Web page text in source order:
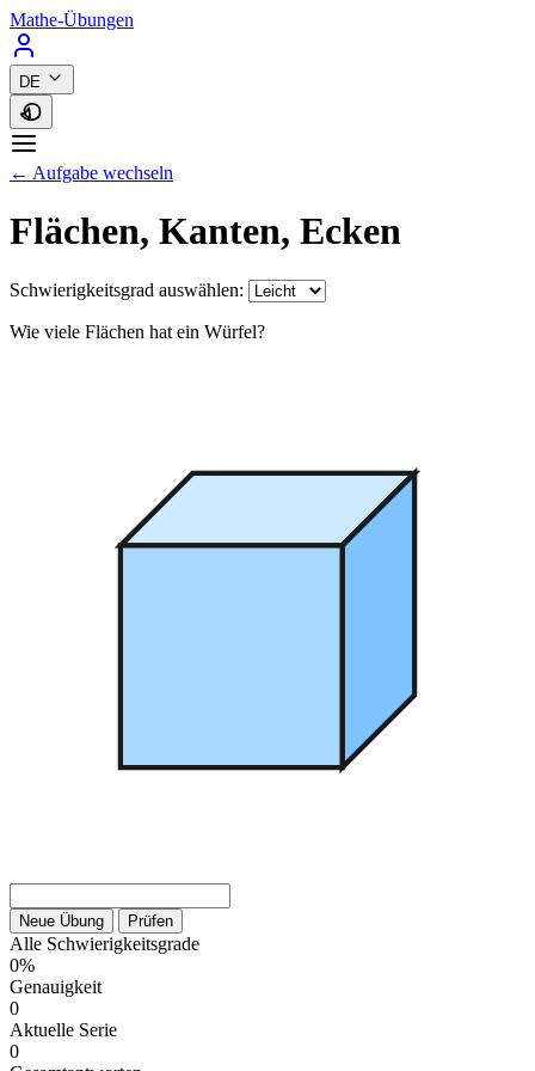
Mathe-Übungen
DE
← Aufgabe wechseln
Flächen, Kanten, Ecken
Schwierigkeitsgrad auswählen:
Wie viele Flächen hat ein Würfel?
Neue Übung Prüfen
Alle Schwierigkeitsgrade
0%
Genauigkeit
0
Aktuelle Serie
0